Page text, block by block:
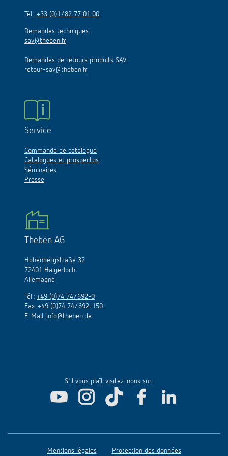
Tél.: +33 (0)1/82 77 01 00
Demandes techniques:
sav@theben.fr
Demandes de retours produits SAV:
retour-sav@theben.fr
Service
Commande de catalogue
Catalogues et prospectus
Séminaires
Presse
Theben AG
Hohenbergstraße 32
72401 Haigerloch
Allemagne
Tél.: +49 (0)74 74/692-0
Fax: +49 (0)74 74/692-150
E-Mail: info@theben.de
S'il vous plaît visitez-nous sur:
Mentions légales Protection des données